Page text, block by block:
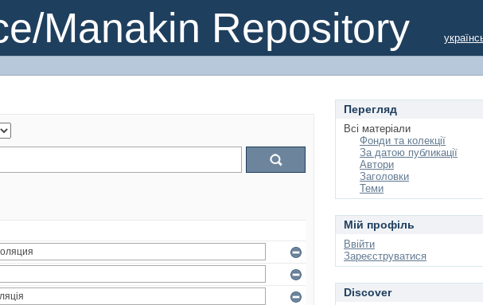
Manakin Repository
Перегляд
Всі матеріали
Фонди та колекції
За датою публикації
Автори
Заголовки
Теми
Мій профіль
Ввійти
Зареєструватися
Discover